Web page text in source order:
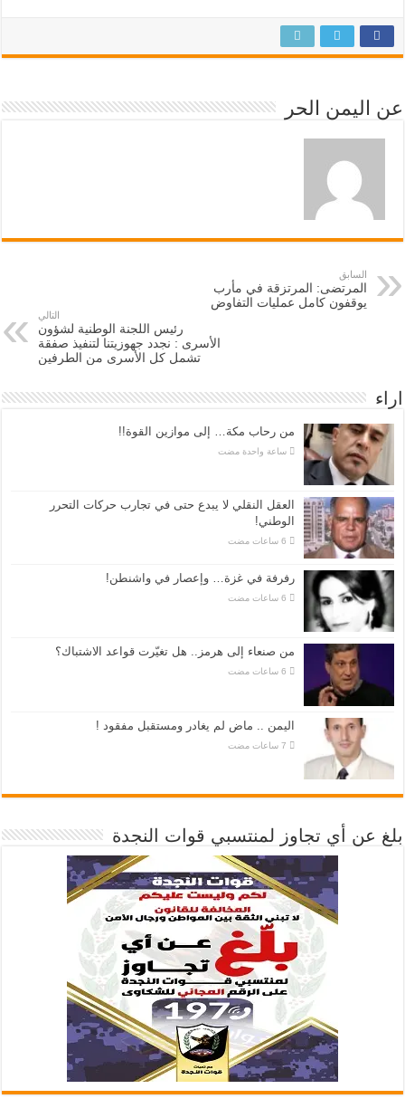
عن اليمن الحر
السابق
المرتضى: المرتزقة في مأرب
يوقفون كامل عمليات التفاوض
التالي
رئيس اللجنة الوطنية لشؤون
الأسرى : نجدد جهوزيتنا لتنفيذ صفقة
تشمل كل الأسرى من الطرفين
اراء
من رحاب مكة… إلى موازين القوة!!
‏ساعة واحدة مضت
العقل النقلي لا يبدع حتى في تجارب حركات التحرر
الوطني!
رفرفة في غزة… وإعصار في واشنطن!
من صنعاء إلى هرمز.. هل تغيّرت قواعد الاشتباك؟
اليمن .. ماض لم يغادر ومستقبل مفقود !
بلغ عن أي تجاوز لمنتسبي قوات النجدة